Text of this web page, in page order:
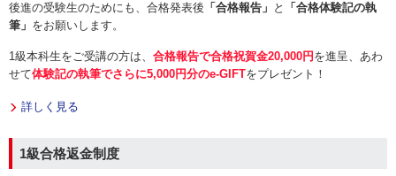
後進の受験生のためにも、合格発表後 「合格報告」 と
「合格体験記の執
筆」 をお願いします。
1級本科生をご受講の方は、 合格報告で合格祝賀金20,000円 を進呈、あわ
せて体験記の執筆でさらに5,000円分のe-GIFTをプレゼント！
詳しく見る
1級合格返金制度